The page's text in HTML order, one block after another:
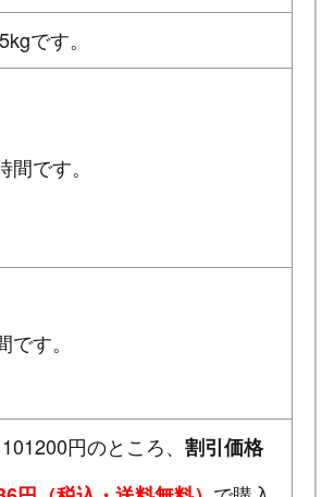
です。
間です。
です。
円のところ、 割引価格